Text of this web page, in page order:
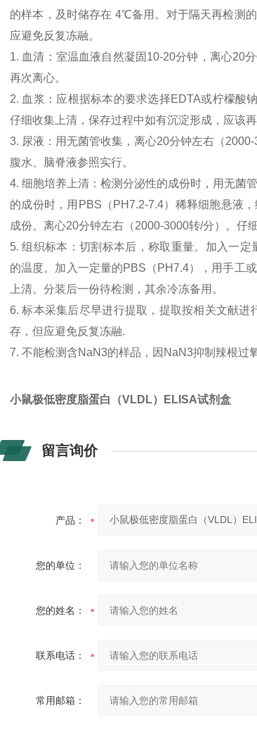
的样本，及时储存在 4℃备用。对于隔天再检测
应避免反复冻融。
1. 血清：室温血液自然凝固10-20分钟，离心20
再次离心。
2. 血浆：应根据标本的要求选择EDTA或柠檬酸
仔细收集上清，保存过程中如有沉淀形成，应该再
3. 尿液：用无菌管收集，离心20分钟左右（
腹水、脑脊液参照实行。
4. 细胞培养上清：检测分泌性的成份时，用无菌
的成份时，用PBS（PH7.2-7.4）稀释细胞悬液
成份。离心20分钟左右（2000-3000转/分）。仔
5. 组织标本：切割标本后，称取重量。加入一
的温度。加入一定量的PBS（PH7.4），用手工
上清。分装后一份待检测，其余冷冻备用。
6. 标本采集后尽早进行提取，提取按相关文献
存，但应避免反复冻融.
7. 不能检测含NaN3的样品，因NaN3抑制辣根过
小鼠极低密度脂蛋白（VLDL）ELISA试剂盒
留言询价
产品：
您的单位：
您的姓名：
联系电话：
常用邮箱：